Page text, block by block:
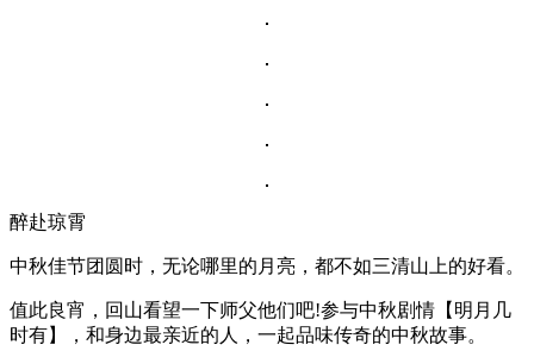
醉赴琼霄
中秋佳节团圆时，无论哪里的月亮，都不如三清山上的好看。
值此良宵，回山看望一下师父他们吧!参与中秋剧情【明月几
时有】，和身边最亲近的人，一起品味传奇的中秋故事。